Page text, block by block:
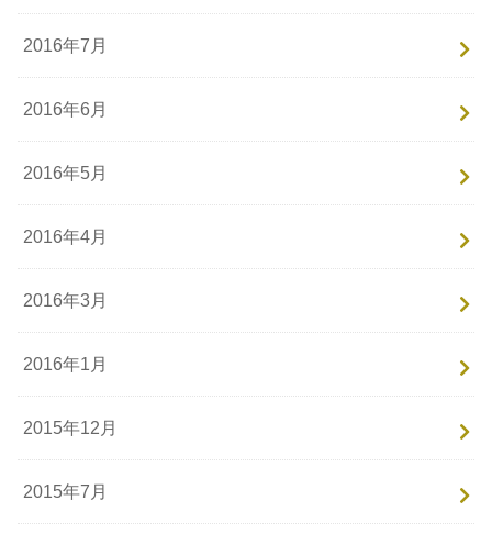
2016年7月
2016年6月
2016年5月
2016年4月
2016年3月
2016年1月
2015年12月
2015年7月